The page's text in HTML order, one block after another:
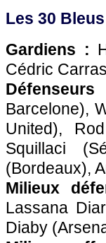
Les 30
Gardiens :
Cédric
Défenseurs
Barcelone),
United),
Squillaci
(Bordeaux),
Milieux
Lassana
Diaby